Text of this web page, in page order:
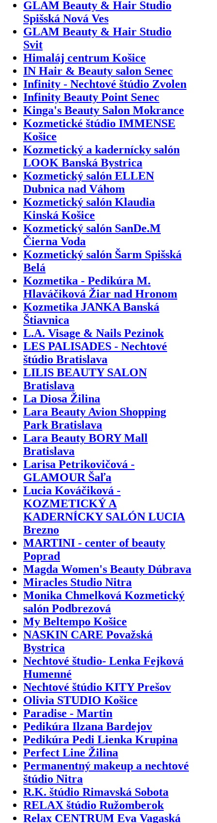
GLAM Beauty & Hair Studio
Spišská Nová Ves
GLAM Beauty & Hair Studio
Svit
Himaláj centrum Košice
IN Hair & Beauty salon Senec
Infinity - Nechtové štúdio Zvolen
Infinity Beauty Point Senec
Kinga's Beauty Salon Mokrance
Kozmetické štúdio IMMENSE
Košice
Kozmetický a kadernícky salón
LOOK Banská Bystrica
Kozmetický salón ELLEN
Dubnica nad Váhom
Kozmetický salón Klaudia
Kinská Košice
Kozmetický salón SanDe.M
Čierna Voda
Kozmetický salón Šarm Spišská
Belá
Kozmetika - Pedikúra M.
Hlaváčiková Žiar nad Hronom
Kozmetika JANKA Banská
Štiavnica
L.A. Visage & Nails Pezinok
LES PALISADES - Nechtové
štúdio Bratislava
LILIS BEAUTY SALON
Bratislava
La Diosa Žilina
Lara Beauty Avion Shopping
Park Bratislava
Lara Beauty BORY Mall
Bratislava
Larisa Petrikovičová -
GLAMOUR Šaľa
Lucia Kováčiková -
KOZMETICKÝ A
KADERNÍCKY SALÓN LUCIA
Brezno
MARTINI - center of beauty
Poprad
Magda Women's Beauty Dúbrava
Miracles Studio Nitra
Monika Chmelková Kozmetický
salón Podbrezová
My Beltempo Košice
NASKIN CARE Považská
Bystrica
Nechtové študio- Lenka Fejková
Humenné
Nechtové štúdio KITY Prešov
Olivia STUDIO Košice
Paradise - Martin
Pedikúra Ilzana Bardejov
Pedikúra Pedi Lienka Krupina
Perfect Line Žilina
Permanentný makeup a nechtové
štúdio Nitra
R.K. štúdio Rimavská Sobota
RELAX štúdio Ružomberok
Relax CENTRUM Eva Vagaská